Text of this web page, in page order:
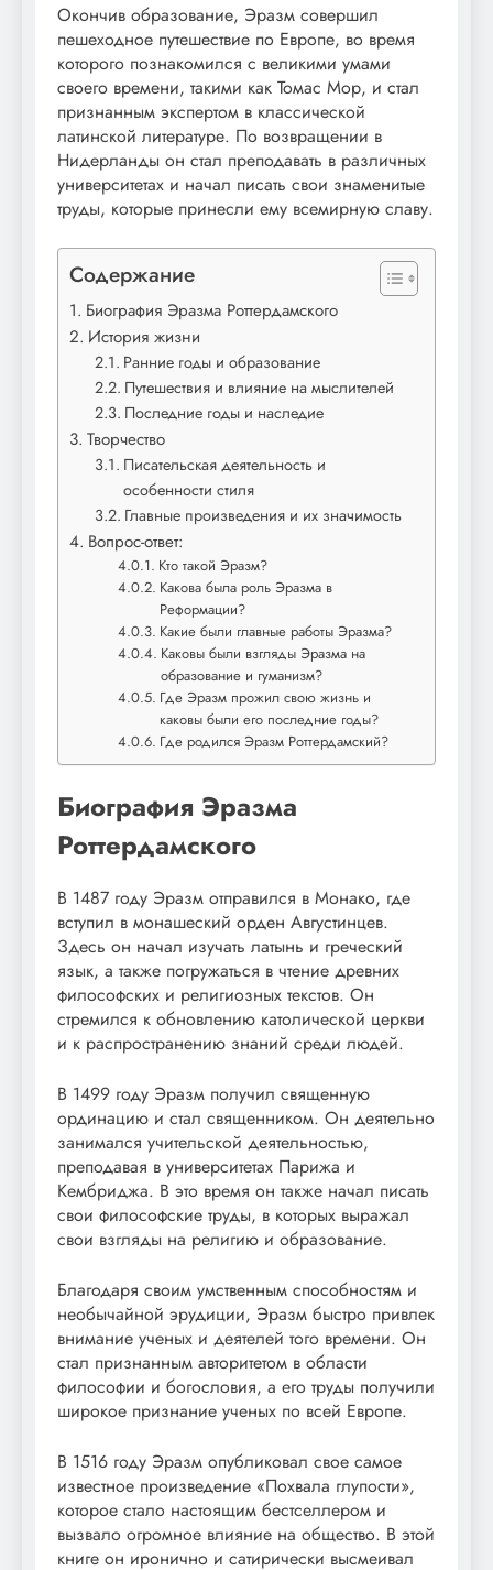
Окончив образование, Эразм совершил
пешеходное путешествие по Европе, во время
которого познакомился с великими умами
своего времени, такими как Томас Мор, и стал
признанным экспертом в классической
латинской литературе. По возвращении в
Нидерланды он стал преподавать в различных
университетах и начал писать свои знаменитые
труды, которые принесли ему всемирную славу.
Содержание
Биография Эразма Роттердамского
История жизни
Ранние годы и образование
Путешествия и влияние на мыслителей
Последние годы и наследие
Творчество
Писательская деятельность и
особенности стиля
Главные произведения и их значимость
Вопрос-ответ:
Кто такой Эразм?
Какова была роль Эразма в
Реформации?
Какие были главные работы Эразма?
Каковы были взгляды Эразма на
образование и гуманизм?
Где Эразм прожил свою жизнь и
каковы были его последние годы?
Где родился Эразм Роттердамский?
Биография Эразма
Роттердамского
В 1487 году Эразм отправился в Монако, где
вступил в монашеский орден Августинцев.
Здесь он начал изучать латынь и греческий
язык, а также погружаться в чтение древних
философских и религиозных текстов. Он
стремился к обновлению католической церкви
и к распространению знаний среди людей.
В 1499 году Эразм получил священную
ординацию и стал священником. Он деятельно
занимался учительской деятельностью,
преподавая в университетах Парижа и
Кембриджа. В это время он также начал писать
свои философские труды, в которых выражал
свои взгляды на религию и образование.
Благодаря своим умственным способностям и
необычайной эрудиции, Эразм быстро привлек
внимание ученых и деятелей того времени. Он
стал признанным авторитетом в области
философии и богословия, а его труды получили
широкое признание ученых по всей Европе.
В 1516 году Эразм опубликовал свое самое
известное произведение «Похвала глупости»,
которое стало настоящим бестселлером и
вызвало огромное влияние на общество. В этой
книге он иронично и сатирически высмеивал